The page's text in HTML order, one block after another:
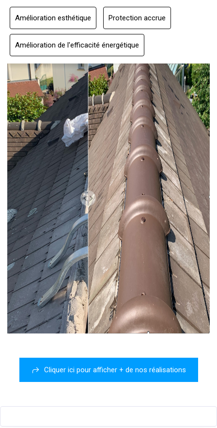
Amélioration esthétique Protection accrue
Amélioration de l'efficacité énergétique
Cliquer ici pour afficher + de nos réalisations